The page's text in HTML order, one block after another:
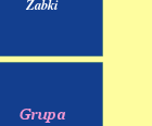
Żabki